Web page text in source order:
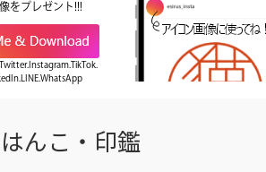
をプレゼント!!!
んこ・印鑑